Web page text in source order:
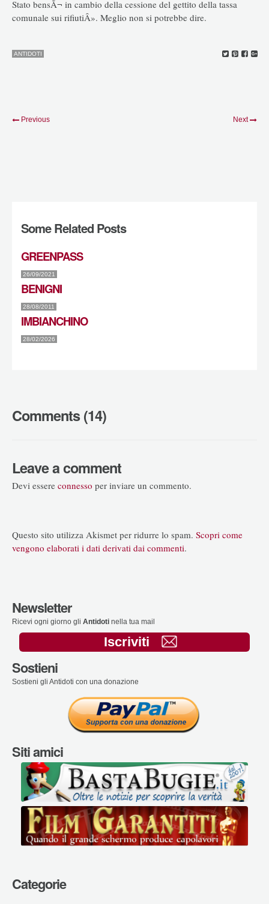
Stato bensÃ¬ in cambio della cessione del gettito della tassa
comunale sui rifiutiÂ». Meglio non si potrebbe dire.
ANTIDOTI
Previous Next
Some Related Posts
GREENPASS
26/09/2021
BENIGNI
28/08/2011
IMBIANCHINO
28/02/2026
Comments (14)
Leave a comment
Devi essere connesso per inviare un commento.
Questo sito utilizza Akismet per ridurre lo spam. Scopri come
vengono elaborati i dati derivati dai commenti.
Newsletter
Ricevi ogni giorno gli Antidoti nella tua mail
Iscriviti
Sostieni
Sostieni gli Antidoti con una donazione
Siti amici
Categorie